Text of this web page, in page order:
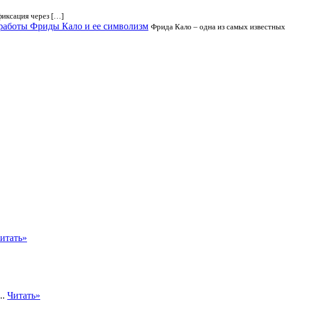
через […]
Фриды Кало и ее символизм Фрида Кало – одна из самых известных
Читать»